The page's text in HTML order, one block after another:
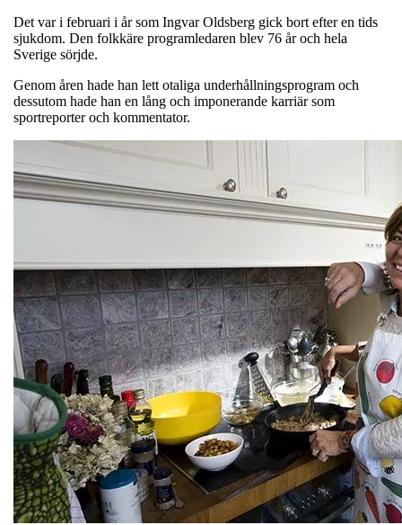
Det var i februari i år som Ingvar Oldsberg gick bort efter en tids
sjukdom. Den folkkäre programledaren blev 76 år och hela
Sverige sörjde.
Genom åren hade han lett otaliga underhållningsprogram och
dessutom hade han en lång och imponerande karriär som
sportreporter och kommentator.